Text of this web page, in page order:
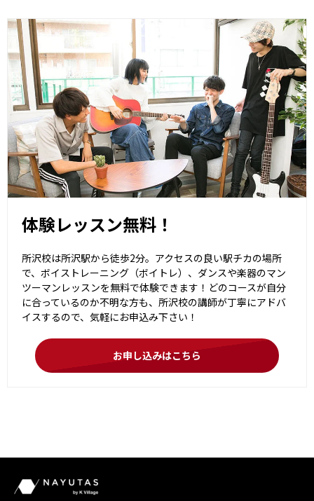
体験レッスン無料！
所沢校は所沢駅から徒歩2分。アクセスの良い駅チカの場所
で、ボイストレーニング（ボイトレ）、ダンスや楽器のマン
ツーマンレッスンを無料で体験できます！どのコースが自分
に合っているのか不明な方も、所沢校の講師が丁寧にアドバ
イスするので、気軽にお申込み下さい！
お申し込みはこちら